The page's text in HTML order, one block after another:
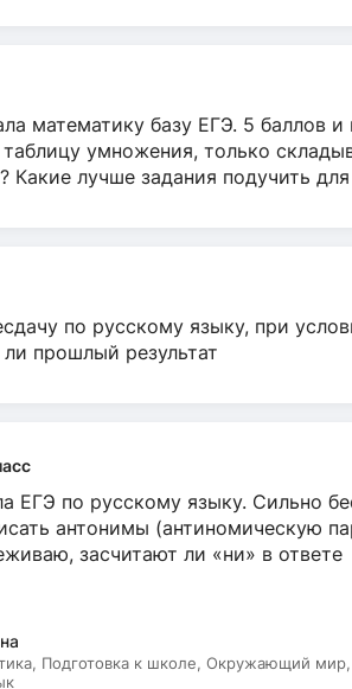
математику базу ЕГЭ. 5 баллов
умножения, только
Какие лучше задания подучить
по русскому языку, при
прошлый результат
ЕГЭ по русскому языку. Сильно
антонимы (антиномическую
засчитают ли «ни» в ответе
Подготовка к школе, Окружающий